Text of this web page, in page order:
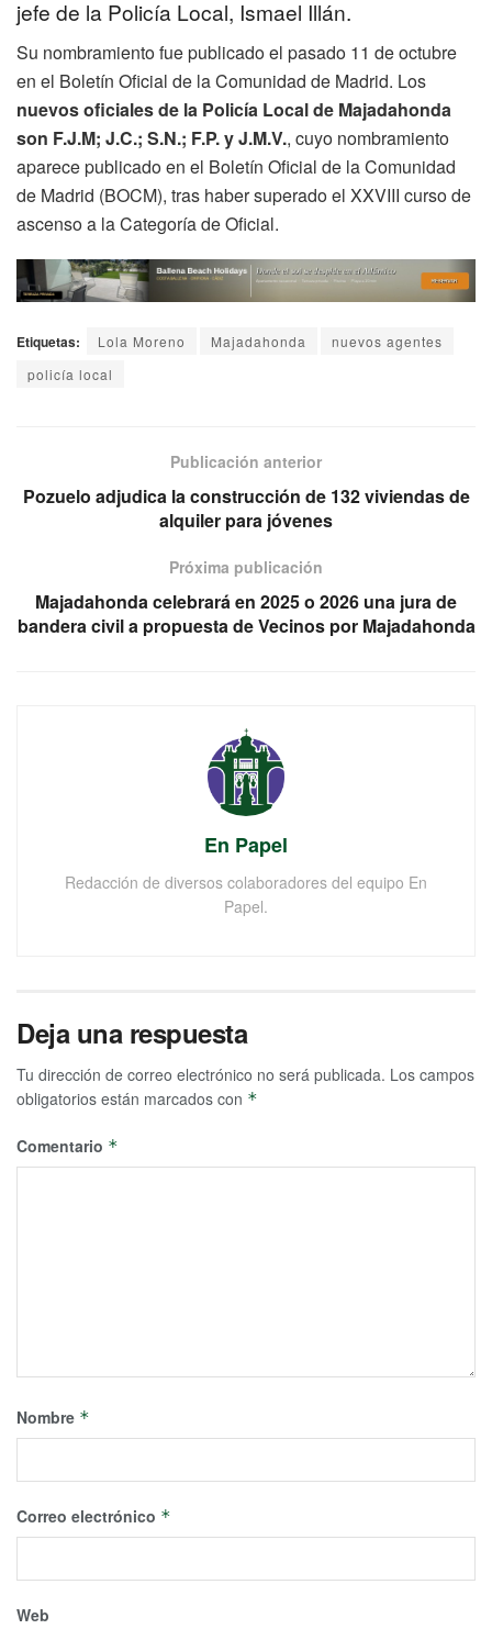
jefe de la Policía Local, Ismael Illán.
Su nombramiento fue publicado el pasado 11 de octubre
en el Boletín Oficial de la Comunidad de Madrid. Los
nuevos oficiales de la Policía Local de Majadahonda
son F.J.M; J.C.; S.N.; F.P. y J.M.V., cuyo nombramiento
aparece publicado en el Boletín Oficial de la Comunidad
de Madrid (BOCM), tras haber superado el XXVIII curso de
ascenso a la Categoría de Oficial.
Etiquetas: Lola Moreno Majadahonda
nuevos agentes
policía local
Publicación anterior
Pozuelo adjudica la construcción de 132 viviendas de
alquiler para jóvenes
Próxima publicación
Majadahonda celebrará en 2025 o 2026 una jura de
bandera civil a propuesta de Vecinos por Majadahonda
En Papel
Redacción de diversos colaboradores del equipo En
Papel.
Deja una respuesta
Tu dirección de correo electrónico no será publicada. Los campos
obligatorios están marcados con *
Comentario *
Nombre *
Correo electrónico *
Web